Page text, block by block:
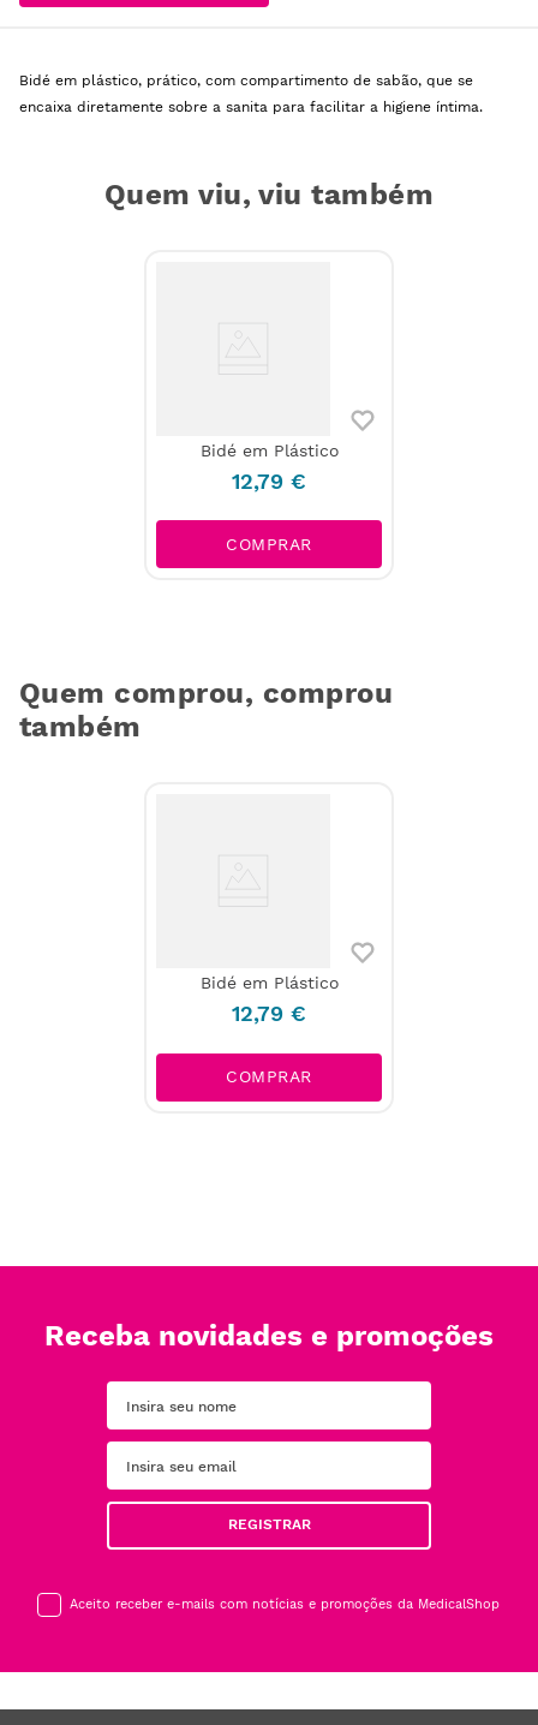
Bidé em plástico, prático, com compartimento de sabão, que se
encaixa diretamente sobre a sanita para facilitar a higiene íntima.
Quem viu, viu também
Bidé em Plástico
12,79 €
COMPRAR
Quem comprou, comprou
também
Bidé em Plástico
12,79 €
COMPRAR
Receba novidades e promoções
REGISTRAR
Aceito receber e-mails com notícias e promoções da MedicalShop